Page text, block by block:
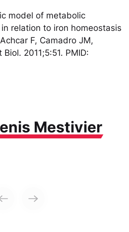
model of metabolic
relation to iron homeostasis
F, Camadro JM,
2011;5:51. PMID:
Mestivier